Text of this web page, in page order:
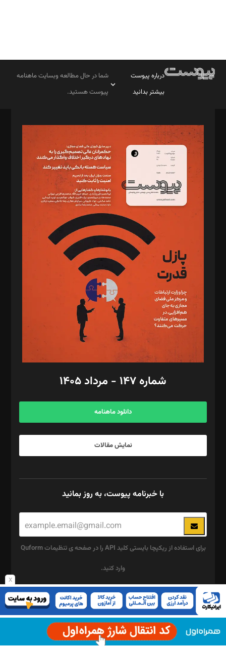
x
درباره پیوست
بیشتر بدانید
شما در حال مطالعه وبسایت ماهنامه
پیوست هستید.
مدیر مسئول: محمدباقر اثنی‌عشری
سردبیر: مهرک محمودی
دبیر تحریریه: میثم قاسمی
د‌بیر ناداستان: سمانه سمیع
د‌بیر خدمت و تجارت: ابوالفضل رجبی
د‌بیر حقوق فناوری: حسام‌الدین ایپکچی
د‌بیر پیوست جهان: مینا پاکدل
د‌بیر تحریریه آنلاین: بابک نقاش
تحریریه‌: مجتبی محمود‌ی، آرش برهمند، یسنا امان‌پور، سروش کرمیان،
مصطفی مسجدی آرانی، ابوالفضل رجبی، زهرا فکرانه، فائزه فتحی
رستمی،مصطفی باستان
ویرایش: نگار استاد‌‌آقا
طراح یونیفرم: مجید توکلی
فیلمبرداری و عکاسی: امیر شفیعی، مانی لطفی زاده
گرافیک و صفحه‌آرایی: سید‌سبحان‌علی ثابت
مد‌یر توسعه تجاری: کامبیز برید‌
امور مالی: شاپور رهبری، محمد‌ کاظمی‌نیا
آگهی و مشترکین: ۰۹۱۹۹۹۹۰۴۵۴
شماره ۱۴۷ - مرداد ۱۴۰۵
دانلود ماهنامه
نمایش مقالات
با خبرنامه پیوست، به روز بمانید
برای استفاده از ریکپچا بایستی کلید API را در صفحه ی تنظیمات Quform
وارد کنید.
این
قسمت
نباید
چند رسانه ای
پیوست